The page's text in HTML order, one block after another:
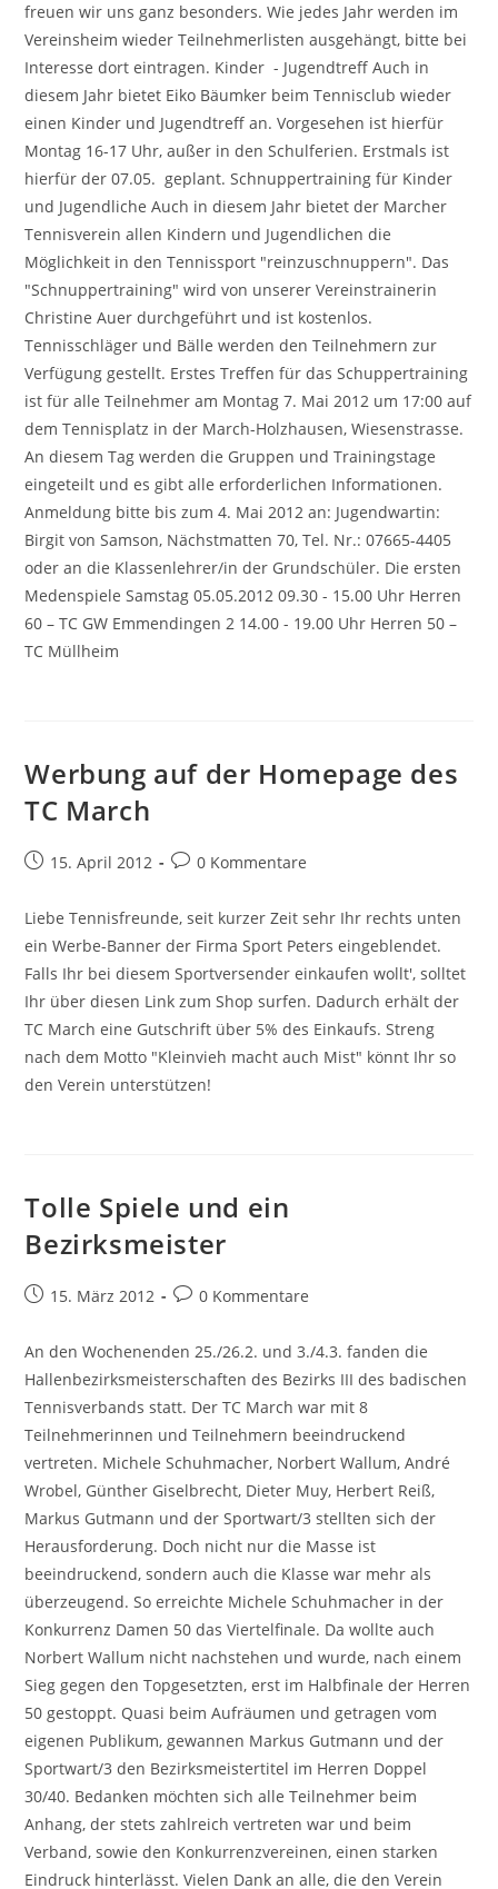
freuen wir uns ganz besonders. Wie jedes Jahr werden im
Vereinsheim wieder Teilnehmerlisten ausgehängt, bitte bei
Interesse dort eintragen. Kinder - Jugendtreff Auch in
diesem Jahr bietet Eiko Bäumker beim Tennisclub wieder
einen Kinder und Jugendtreff an. Vorgesehen ist hierfür
Montag 16-17 Uhr, außer in den Schulferien. Erstmals ist
hierfür der 07.05. geplant. Schnuppertraining für Kinder
und Jugendliche Auch in diesem Jahr bietet der Marcher
Tennisverein allen Kindern und Jugendlichen die
Möglichkeit in den Tennissport "reinzuschnuppern". Das
"Schnuppertraining" wird von unserer Vereinstrainerin
Christine Auer durchgeführt und ist kostenlos.
Tennisschläger und Bälle werden den Teilnehmern zur
Verfügung gestellt. Erstes Treffen für das Schuppertraining
ist für alle Teilnehmer am Montag 7. Mai 2012 um 17:00 auf
dem Tennisplatz in der March-Holzhausen, Wiesenstrasse.
An diesem Tag werden die Gruppen und Trainingstage
eingeteilt und es gibt alle erforderlichen Informationen.
Anmeldung bitte bis zum 4. Mai 2012 an: Jugendwartin:
Birgit von Samson, Nächstmatten 70, Tel. Nr.: 07665-4405
oder an die Klassenlehrer/in der Grundschüler. Die ersten
Medenspiele Samstag 05.05.2012 09.30 - 15.00 Uhr Herren
60 – TC GW Emmendingen 2 14.00 - 19.00 Uhr Herren 50 –
TC Müllheim
Werbung auf der Homepage des
TC March
Beitrag15. April 2012
Beitrags-
0 Kommentare
Liebe Tennisfreunde, seit kurzer Zeit sehr Ihr rechts unten
ein Werbe-Banner der Firma Sport Peters eingeblendet.
Falls Ihr bei diesem Sportversender einkaufen wollt', solltet
Ihr über diesen Link zum Shop surfen. Dadurch erhält der
TC March eine Gutschrift über 5% des Einkaufs. Streng
nach dem Motto "Kleinvieh macht auch Mist" könnt Ihr so
den Verein unterstützen!
Tolle Spiele und ein
Bezirksmeister
Beitrag15. März 2012
Beitrags-
0 Kommentare
An den Wochenenden 25./26.2. und 3./4.3. fanden die
Hallenbezirksmeisterschaften des Bezirks III des badischen
Tennisverbands statt. Der TC March war mit 8
Teilnehmerinnen und Teilnehmern beeindruckend
vertreten. Michele Schuhmacher, Norbert Wallum, André
Wrobel, Günther Giselbrecht, Dieter Muy, Herbert Reiß,
Markus Gutmann und der Sportwart/3 stellten sich der
Herausforderung. Doch nicht nur die Masse ist
beeindruckend, sondern auch die Klasse war mehr als
überzeugend. So erreichte Michele Schuhmacher in der
Konkurrenz Damen 50 das Viertelfinale. Da wollte auch
Norbert Wallum nicht nachstehen und wurde, nach einem
Sieg gegen den Topgesetzten, erst im Halbfinale der Herren
50 gestoppt. Quasi beim Aufräumen und getragen vom
eigenen Publikum, gewannen Markus Gutmann und der
Sportwart/3 den Bezirksmeistertitel im Herren Doppel
30/40. Bedanken möchten sich alle Teilnehmer beim
Anhang, der stets zahlreich vertreten war und beim
Verband, sowie den Konkurrenzvereinen, einen starken
Eindruck hinterlässt. Vielen Dank an alle, die den Verein